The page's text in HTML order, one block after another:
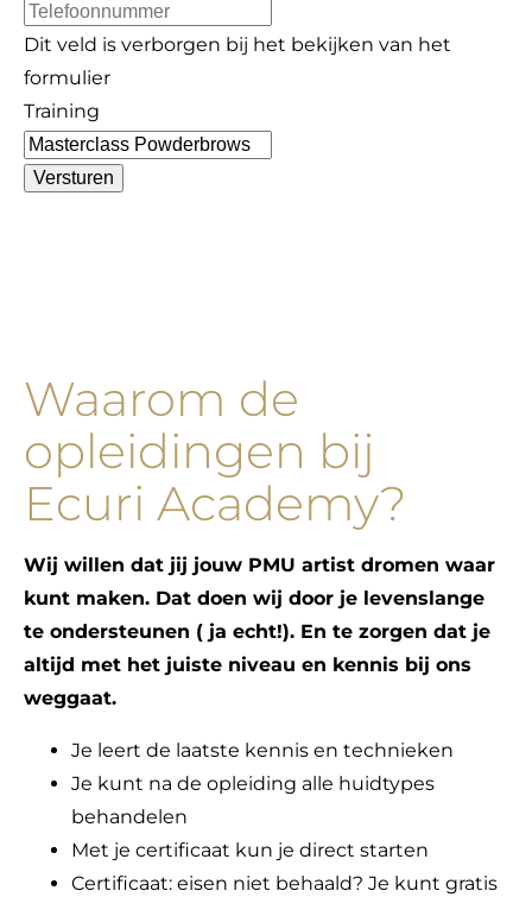
Dit veld is verborgen bij het bekijken van het
formulier
Training
Versturen
Waarom de
opleidingen bij
Ecuri Academy?
Wij willen dat jij jouw PMU artist dromen waar
kunt maken. Dat doen wij door je levenslange
te ondersteunen ( ja echt!). En te zorgen dat je
altijd met het juiste niveau en kennis bij ons
weggaat.
Je leert de laatste kennis en technieken
Je kunt na de opleiding alle huidtypes
behandelen
Met je certificaat kun je direct starten
Certificaat: eisen niet behaald? Je kunt gratis